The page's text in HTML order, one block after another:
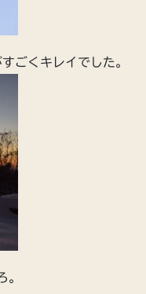
ごくキレイでした。
。